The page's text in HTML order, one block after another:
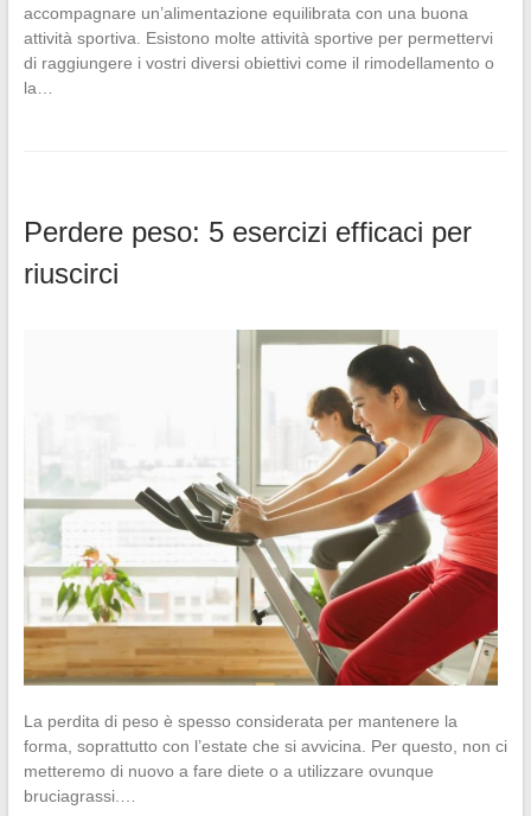
accompagnare un’alimentazione equilibrata con una buona
attività sportiva. Esistono molte attività sportive per permettervi
di raggiungere i vostri diversi obiettivi come il rimodellamento o
la…
Perdere peso: 5 esercizi efficaci per
riuscirci
La perdita di peso è spesso considerata per mantenere la
forma, soprattutto con l’estate che si avvicina. Per questo, non ci
metteremo di nuovo a fare diete o a utilizzare ovunque
bruciagrassi.…